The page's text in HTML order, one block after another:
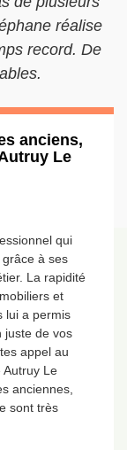
réalise
record. De
anciens,
Le
qui
grâce à ses
La rapidité
et
lui a permis
juste de vos
appel au
Autruy Le
anciennes,
sont très